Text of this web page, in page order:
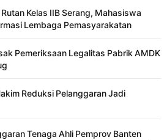
Kelas IIB Serang, Mahasiswa
Lembaga Pemasyarakatan
Pemeriksaan Legalitas Pabrik AMDK
Reduksi Pelanggaran Jadi
Tenaga Ahli Pemprov Banten